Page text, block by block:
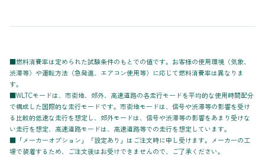
■燃料消費率は定められた試験条件のもとでの値です。お客様の使用環境（気象、
渋滞等）や運転方法（急発進、エアコン使用等）に応じて燃料消費率は異なりま
す。
■WLTCモードは、市街地、郊外、高速道路の各走行モードを平均的な使用時間配分
で構成した国際的な走行モードです。市街地モードは、信号や渋滞等の影響を受け
る比較的低速な走行を想定し、郊外モードは、信号や渋滞等の影響をあまり受けな
い走行を想定、高速道路モードは、高速道路等での走行を想定しています。
■「メーカーオプション」「設定あり」はご注文時に申し受けます。メーカーの工
場で装着するため、ご注文後はお受けできませんので、ご了承ください。